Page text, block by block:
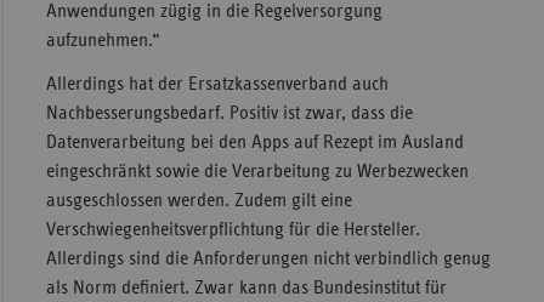
Anwendungen zügig in die Regelversorgung
aufzunehmen.“
Allerdings hat der Ersatzkassenverband auch
Nachbesserungsbedarf. Positiv ist zwar, dass die
Datenverarbeitung bei den Apps auf Rezept im Ausland
eingeschränkt sowie die Verarbeitung zu Werbezwecken
ausgeschlossen werden. Zudem gilt eine
Verschwiegenheitsverpflichtung für die Hersteller.
Allerdings sind die Anforderungen nicht verbindlich genug
als Norm definiert. Zwar kann das Bundesinstitut für